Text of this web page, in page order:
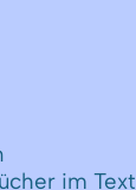
im Text